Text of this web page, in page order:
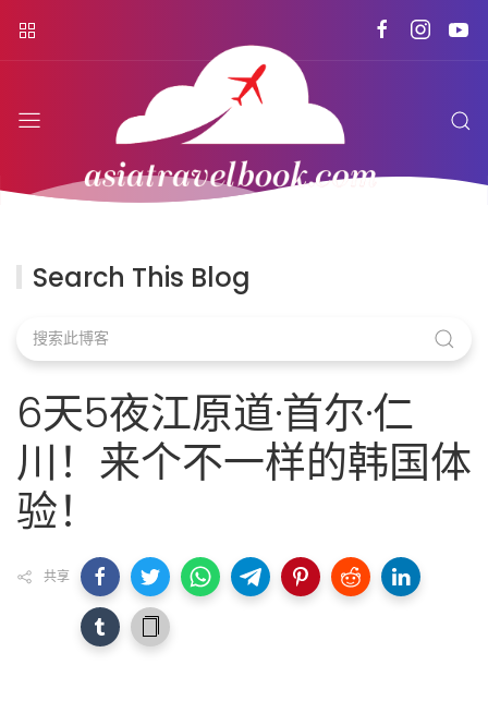
Search This Blog
6天5夜江原道·首尔·仁
川！来个不一样的韩国体
验！
共享